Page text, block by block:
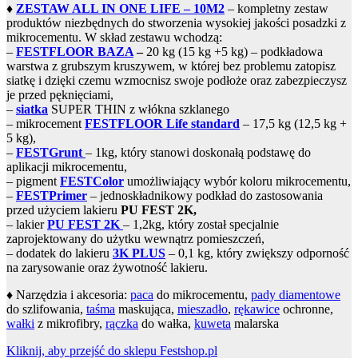
♦ ZESTAW ALL IN ONE LIFE – 10M2 – kompletny zestaw
produktów niezbędnych do stworzenia wysokiej jakości posadzki z
mikrocementu. W skład zestawu wchodzą:
– FESTFLOOR BAZA– 20 kg (15 kg +5 kg) – podkładowa
warstwa z grubszym kruszywem, w której bez problemu zatopisz
siatkę i dzięki czemu wzmocnisz swoje podłoże oraz zabezpieczysz
je przed pęknięciami,
– siatka SUPER THIN z włókna szklanego
– mikrocement FESTFLOOR Life standard – 17,5 kg (12,5 kg +
5 kg),
– FESTGrunt – 1kg, który stanowi doskonałą podstawę do
aplikacji mikrocementu,
– pigment FESTColor umożliwiający wybór koloru mikrocementu,
– FESTPrimer – jednoskładnikowy podkład do zastosowania
przed użyciem lakieru PU FEST 2K,
– lakierPU FEST 2K – 1,2kg, który został specjalnie
zaprojektowany do użytku wewnątrz pomieszczeń,
– dodatek do lakieru 3K PLUS – 0,1 kg, który zwiększy odporność
na zarysowanie oraz żywotność lakieru.
♦ Narzędzia i akcesoria: paca do mikrocementu, pady diamentowe
do szlifowania, taśma maskująca, mieszadło, rękawice ochronne,
wałki z mikrofibry, rączka do wałka, kuweta malarska
Kliknij, aby przejść do sklepu Festshop.pl